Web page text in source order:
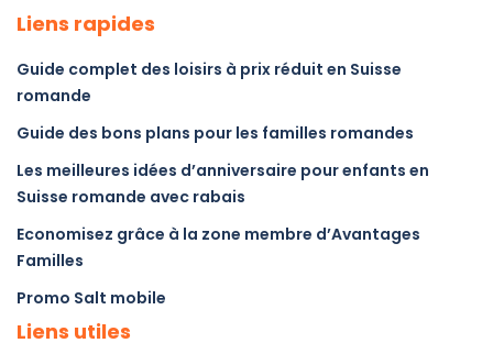
Liens rapides
Guide complet des loisirs à prix réduit en Suisse
romande
Guide des bons plans pour les familles romandes
Les meilleures idées d’anniversaire pour enfants en
Suisse romande avec rabais
Economisez grâce à la zone membre d’Avantages
Familles
Promo Salt mobile
Liens utiles